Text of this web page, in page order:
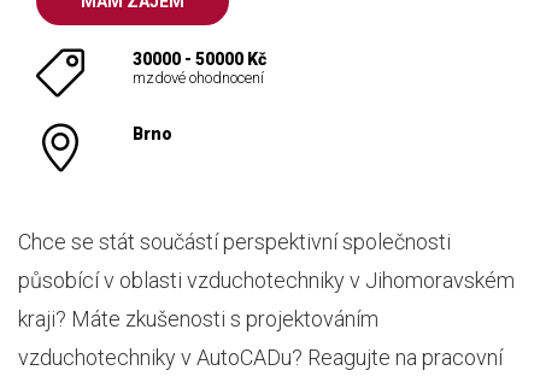
30000 - 50000 Kč
mzdové ohodnocení
Brno
Chce se stát součástí perspektivní společnosti
působící v oblasti vzduchotechniky v Jihomoravském
kraji? Máte zkušenosti s projektováním
vzduchotechniky v AutoCADu? Reagujte na pracovní